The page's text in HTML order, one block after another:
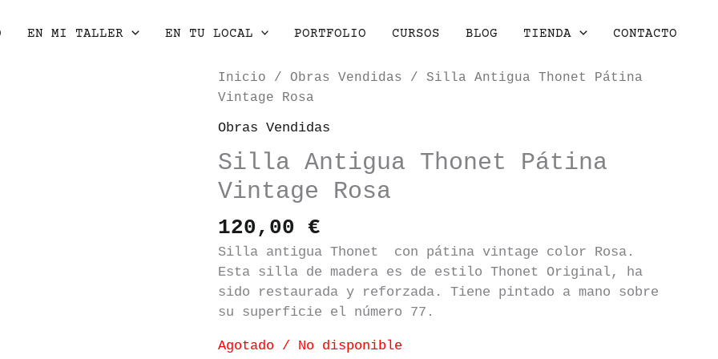
EN MI TALLER EN TU LOCAL PORTFOLIO CURSOS BLOG TIENDA CONTACTO
Inicio / Obras Vendidas / Silla Antigua Thonet Pátina
Vintage Rosa
Obras Vendidas
Silla Antigua Thonet Pátina
Vintage Rosa
120,00 €
Silla antigua Thonet con pátina vintage color Rosa.
Esta silla de madera es de estilo Thonet Original, ha
sido restaurada y reforzada. Tiene pintado a mano sobre
su superficie el número 77.
Agotado / No disponible